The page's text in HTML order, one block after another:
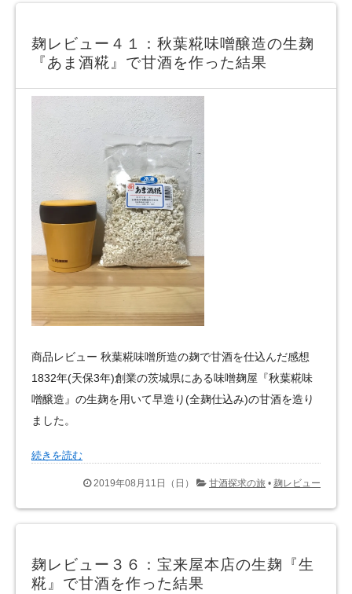
麹レビュー４１：秋葉糀味噌醸造の生麹
『あま酒糀』で甘酒を作った結果
商品レビュー 秋葉糀味噌所造の麹で甘酒を仕込んだ感想
1832年(天保3年)創業の茨城県にある味噌麹屋『秋葉糀味
噌醸造』の生麹を用いて早造り(全麹仕込み)の甘酒を造り
ました。
続きを読む
2019年08月11日（日） 甘酒探求の旅 • 麹レビュー
麹レビュー３６：宝来屋本店の生麹『生
糀』で甘酒を作った結果